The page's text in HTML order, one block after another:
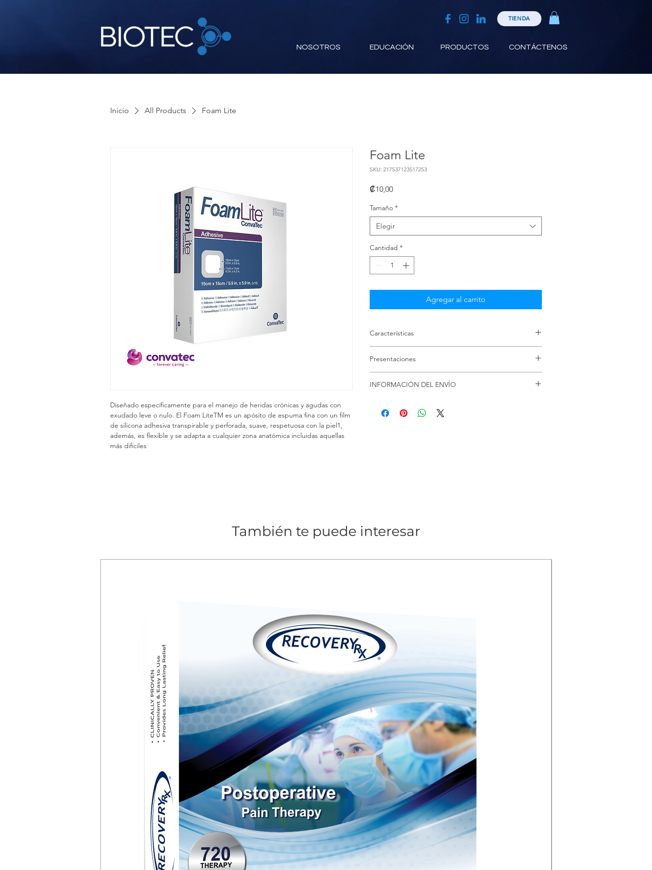
TIENDA
CONTÁCTENOS
PRODUCTOS
EDUCACIÓN
NOSOTROS
Inicio All Products Foam Lite
Diseñado específicamente para el manejo de heridas crónicas y agudas con
exudado leve o nulo. El Foam LiteTM es un apósito de espuma fina con un film
de silicona adhesiva transpirable y perforada, suave, respetuosa con la piel1,
además, es flexible y se adapta a cualquier zona anatómica incluidas aquellas
más difíciles
Foam Lite
SKU: 217537123517253
₡10,00Precio
Tamaño *
Elegir
Cantidad *
Agregar al carrito
Características
Exudado o nulo
Escaldauras menores y quemaduras
Previene el desgarro del tejido cicatricial y
Presentaciones
8 x 8 cm
15 x 15 cm
5.5 x 12 cm
INFORMACIÓN DEL ENVÍO
información sobre tus métodos de envío, costos y
También te puede interesar